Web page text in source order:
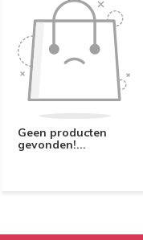
Geen producten
gevonden!...